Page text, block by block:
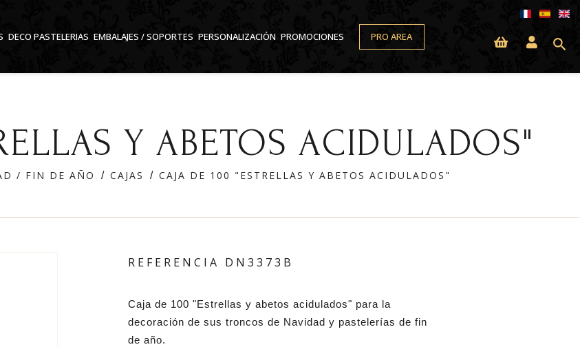
DECO PASTELERIAS EMBALAJES / SOPORTES PERSONALIZACIÓN PROMOCIONES PRO AREA search
Y ABETOS ACIDULADOS"
/ FIN DE AÑO CAJAS CAJA DE 100 "ESTRELLAS Y ABETOS ACIDULADOS"
REFERENCIA DN3373B
Caja de 100 "Estrellas y abetos acidulados" para la
decoración de sus troncos de Navidad y pastelerías de fin
de año.